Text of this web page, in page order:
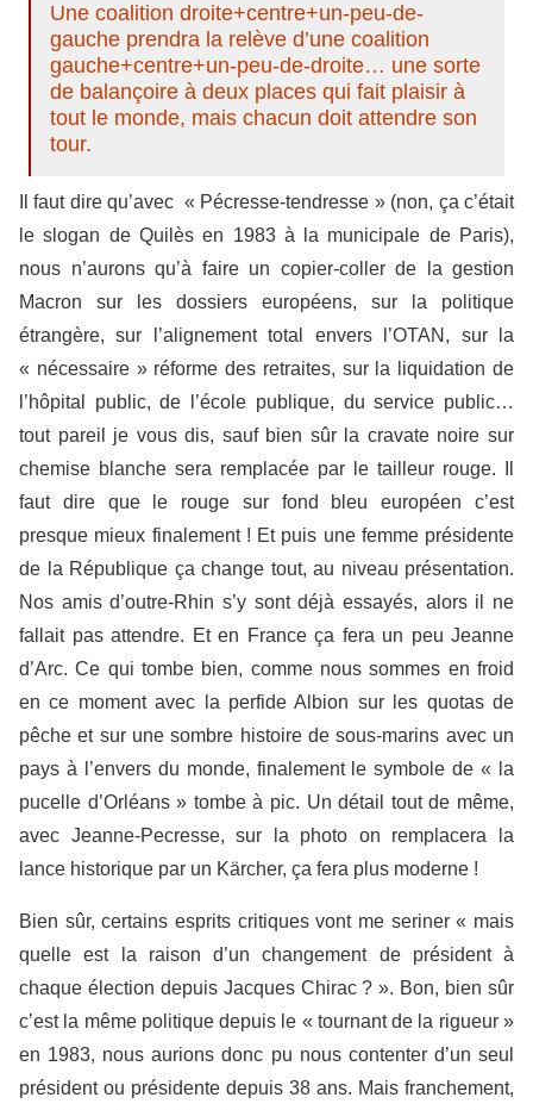
Une coalition droite+centre+un-peu-de-
gauche prendra la relève d’une coalition
gauche+centre+un-peu-de-droite… une sorte
de balançoire à deux places qui fait plaisir à
tout le monde, mais chacun doit attendre son
tour.
Il faut dire qu’avec « Pécresse-tendresse » (non, ça c’était
le slogan de Quilès en 1983 à la municipale de Paris),
nous n’aurons qu’à faire un copier-coller de la gestion
Macron sur les dossiers européens, sur la politique
étrangère, sur l’alignement total envers l’OTAN, sur la
« nécessaire » réforme des retraites, sur la liquidation de
l’hôpital public, de l’école publique, du service public…
tout pareil je vous dis, sauf bien sûr la cravate noire sur
chemise blanche sera remplacée par le tailleur rouge. Il
faut dire que le rouge sur fond bleu européen c’est
presque mieux finalement ! Et puis une femme présidente
de la République ça change tout, au niveau présentation.
Nos amis d’outre-Rhin s’y sont déjà essayés, alors il ne
fallait pas attendre. Et en France ça fera un peu Jeanne
d’Arc. Ce qui tombe bien, comme nous sommes en froid
en ce moment avec la perfide Albion sur les quotas de
pêche et sur une sombre histoire de sous-marins avec un
pays à l’envers du monde, finalement le symbole de « la
pucelle d’Orléans » tombe à pic. Un détail tout de même,
avec Jeanne-Pecresse, sur la photo on remplacera la
lance historique par un Kärcher, ça fera plus moderne !
Bien sûr, certains esprits critiques vont me seriner « mais
quelle est la raison d’un changement de président à
chaque élection depuis Jacques Chirac ? ». Bon, bien sûr
c’est la même politique depuis le « tournant de la rigueur »
en 1983, nous aurions donc pu nous contenter d’un seul
président ou présidente depuis 38 ans. Mais franchement,